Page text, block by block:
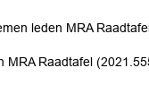
leden MRA
MRA Raadtafel